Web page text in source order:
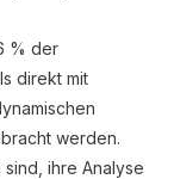
% der
direkt mit
werden.
ihre Analyse